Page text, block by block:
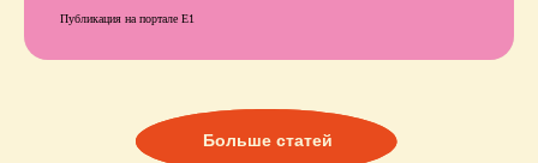
Публикация на портале Е1